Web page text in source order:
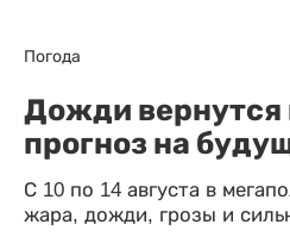
Погода
Дожди вернутся
прогноз на
С 10 по 14 августа в
жара, дожди, грозы и